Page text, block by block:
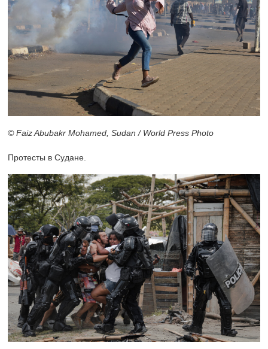
© Faiz Abubakr Mohamed, Sudan / World Press Photo
Протесты в Судане.